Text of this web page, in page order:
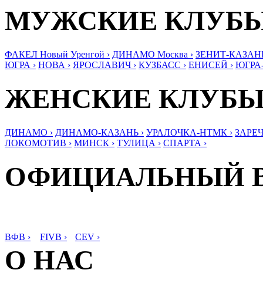
МУЖСКИЕ
ФАКЕЛ Новый Уренгой › ДИНАМО Москва › ЗЕНИТ-
ЮГРА › НОВА › ЯРОСЛАВИЧ › КУЗБАСС › ЕНИСЕЙ ›
ЖЕНСКИЕ
ДИНАМО › ДИНАМО-КАЗАНЬ › УРАЛОЧКА-НТМК ›
ЛОКОМОТИВ › МИНСК › ТУЛИЦА › СПАРТА ›
ОФИЦИАЛЬНЫЙ
ВФВ › FIVB › CEV ›
О НАС